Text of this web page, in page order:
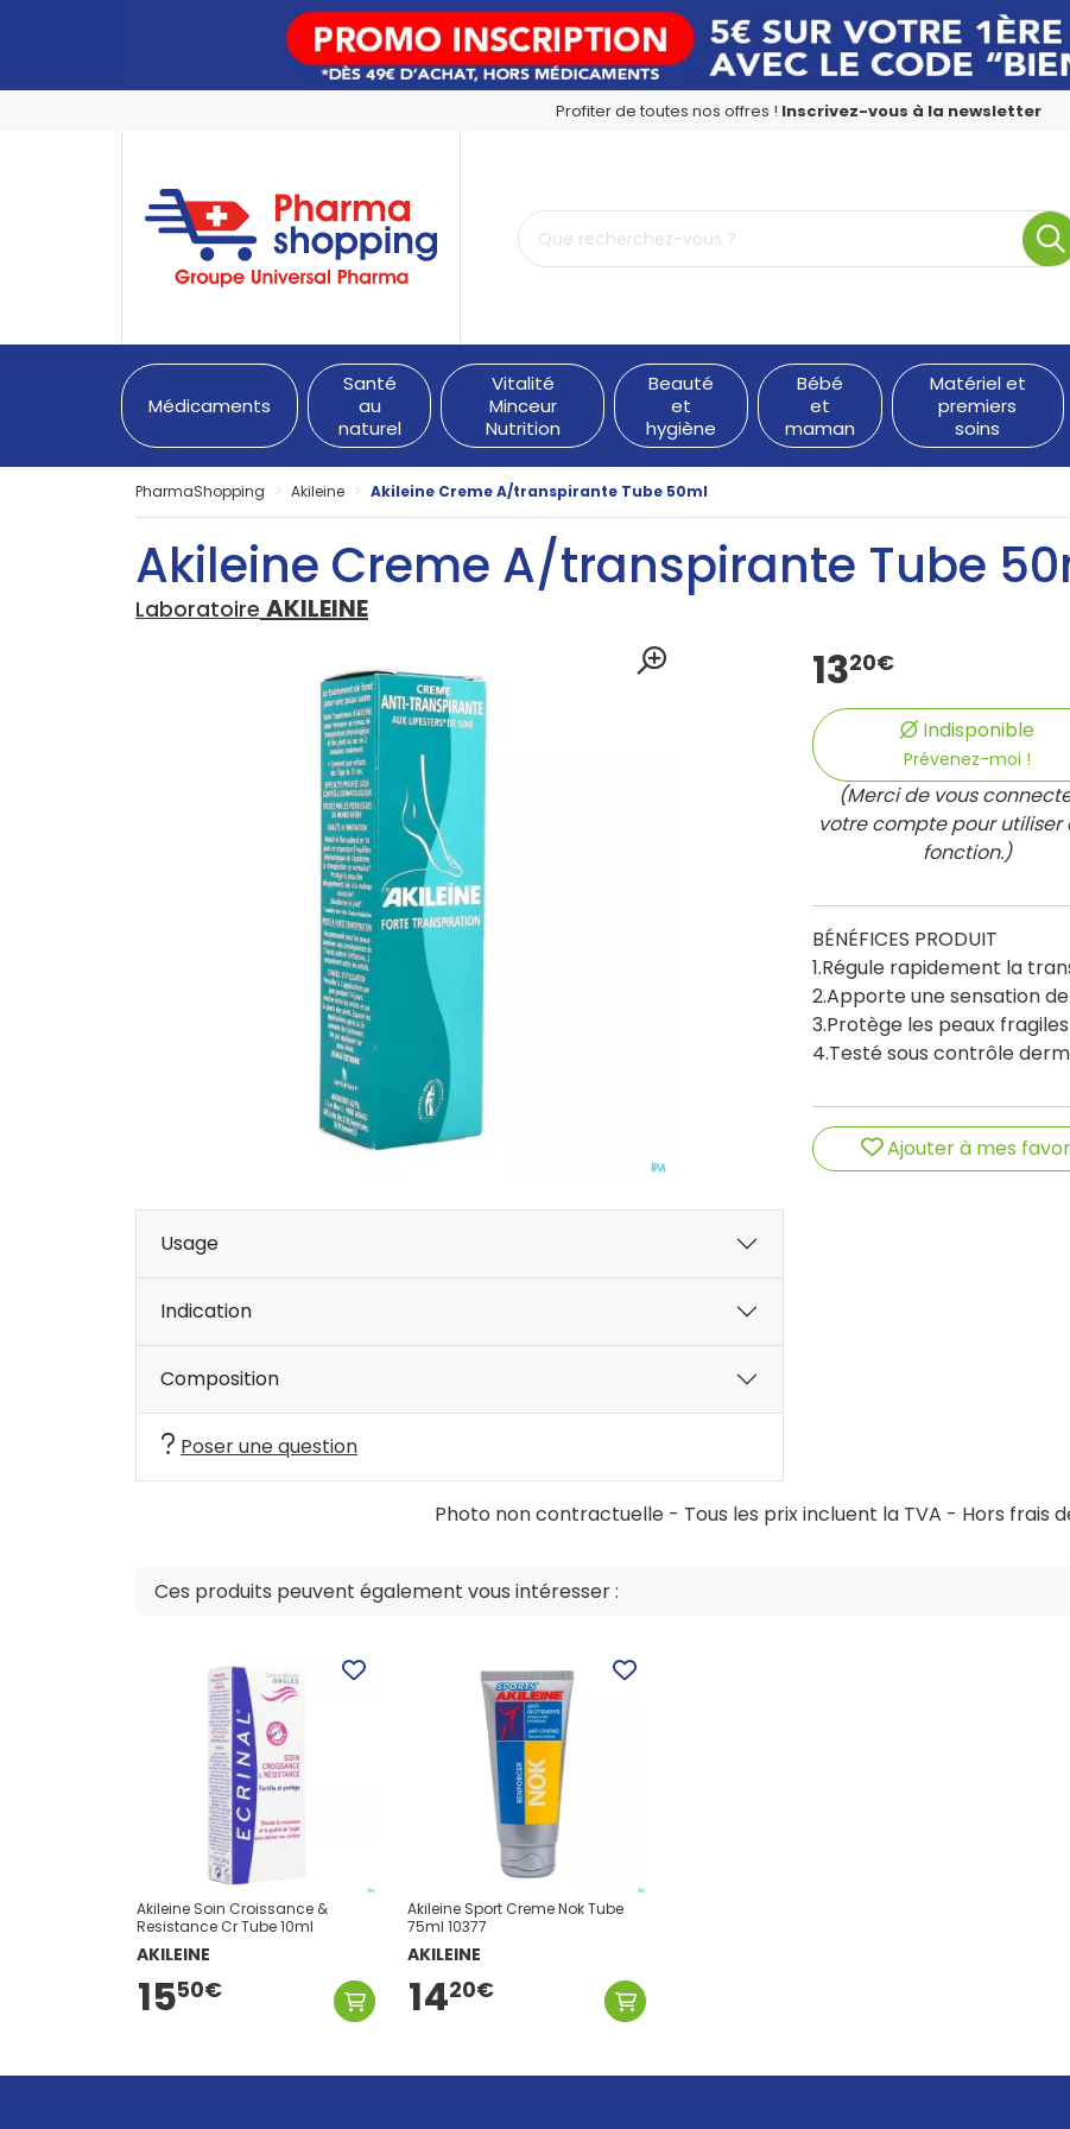
Profiter de toutes nos offres ! Inscrivez-vous à la newsletter
PharmaShopping Votre pharmacie en ligne à votre service
Médicaments
Santé
au
naturel
Vitalité
Minceur
Nutrition
Beauté
et
hygiène
Bébé
et
maman
Matériel et
premiers
soins
PharmaShopping Akileine Akileine Creme A/transpirante Tube 50ml
Akileine Creme A/transpirante Tube
Laboratoire AKILEINE
1320€
Indisponible
Prévenez-moi !
(Merci de vous
votre compte pour utiliser
fonction.)
BÉNÉFICES PRODUIT
1.Régule rapidement la
2.Apporte une sensation
3.Protège les peaux
4.Testé sous contrôle
Ajouter à mes
Usage
Indication
Composition
Poser une question
Photo non contractuelle - Tous les prix incluent la TVA - Hors frais
Ces produits peuvent également vous intéresser :
Akileine Soin Croissance &
Resistance Cr Tube 10ml
AKILEINE
1550€
Akileine Sport Creme Nok Tube
75ml 10377
AKILEINE
1420€